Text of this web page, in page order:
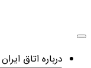
درباره اتاق ایران